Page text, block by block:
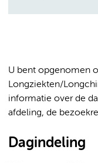
U bent opgenomen
Longziekten/
informatie over de
afdeling, de
Dagindeling